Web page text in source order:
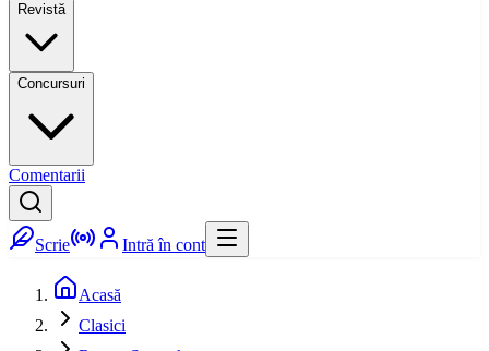
Revistă
Concursuri
Comentarii
Scrie Intră în cont
Acasă
Clasici